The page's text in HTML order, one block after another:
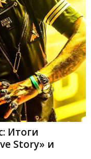
Итоги
Story» и